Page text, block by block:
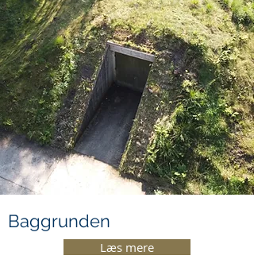
Baggrunden
Læs mere